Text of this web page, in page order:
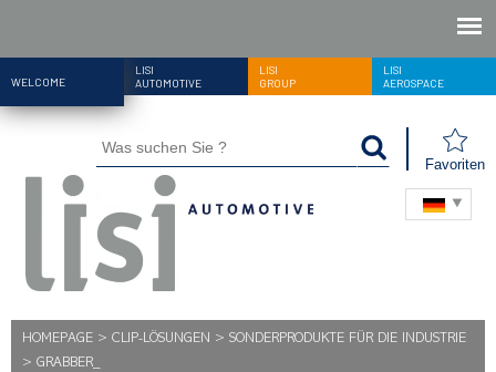
WELCOME
LISI
AUTOMOTIVE
LISI
GROUP
LISI
AEROSPACE
Favoriten
HOMEPAGE > CLIP-LÖSUNGEN > SONDERPRODUKTE FÜR DIE INDUSTRIE
> GRABBER_